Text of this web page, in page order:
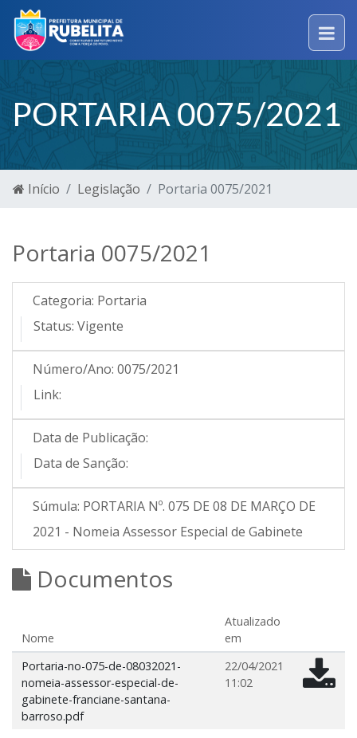
PORTARIA 0075/2021
Início Legislação Portaria 0075/2021
Portaria 0075/2021
Categoria: Portaria
Status: Vigente
Número/Ano: 0075/2021
Link:
Data de Publicação:
Data de Sanção:
Súmula: PORTARIA Nº. 075 DE 08 DE MARÇO DE
2021 - Nomeia Assessor Especial de Gabinete
Documentos
Nome
Atualizado
em
Portaria-no-075-de-08032021-
nomeia-assessor-especial-de-
gabinete-franciane-santana-
barroso.pdf
22/04/2021
11:02